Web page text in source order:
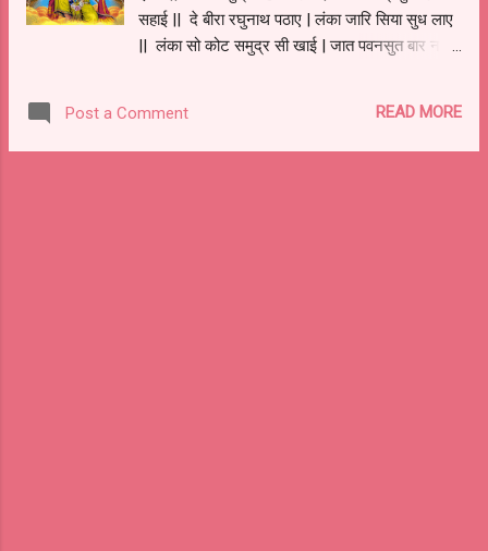
सहाई || दे बीरा रघुनाथ पठाए | लंका जारि सिया सुध लाए
|| लंका सो कोट समुद्र सी खाई | जात पवनसुत बार न
उबारे || पैठि पाताल तोरि जमकारे | अहिरावण की भुजा
उखाड़े || बाएं भुजा असुर दल मारे | दाहिने भुजा संतजन
Post a Comment READ MORE